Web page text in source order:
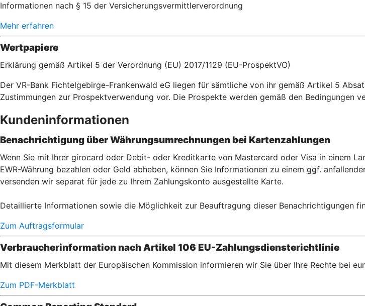
Informationen nach § 15 der Versicherungsvermittlerverordnung
Mehr erfahren
Wertpapiere
Erklärung gemäß Artikel 5 der Verordnung (EU) 2017/1129 (EU-ProspektVO)
Der VR-Bank Fichtelgebirge-Frankenwald eG liegen für sämtliche von ihr gemäß Artikel 5
Zustimmungen zur Prospektverwendung vor. Die Prospekte werden gemäß den Bedingungen
Kundeninformationen
Benachrichtigung über Währungsumrechnungen bei Kartenzahlungen
Wenn Sie mit Ihrer girocard oder Debit- oder Kreditkarte von Mastercard oder Visa in einem
EWR-Währung bezahlen oder Geld abheben, können Sie Informationen zu einem ggf.
versenden wir separat für jede zu Ihrem Zahlungskonto ausgestellte Karte.
Detaillierte Informationen sowie die Möglichkeit zur Beauftragung dieser Benachrichtigungen
Zum Auftragsformular
Verbraucherinformation nach Artikel 106 EU-Zahlungsdiensterichtlinie
Mit diesem Merkblatt der Europäischen Kommission informieren wir Sie über Ihre Rechte bei
Zum PDF-Merkblatt